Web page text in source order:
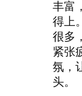
丰富
得上
很多
紧张
氛，
头。